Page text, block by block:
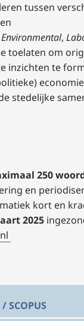
tussen
Environmental,
toelaten om
inzichten te
stedelijke
250
en
kort en
2025
SCOPUS